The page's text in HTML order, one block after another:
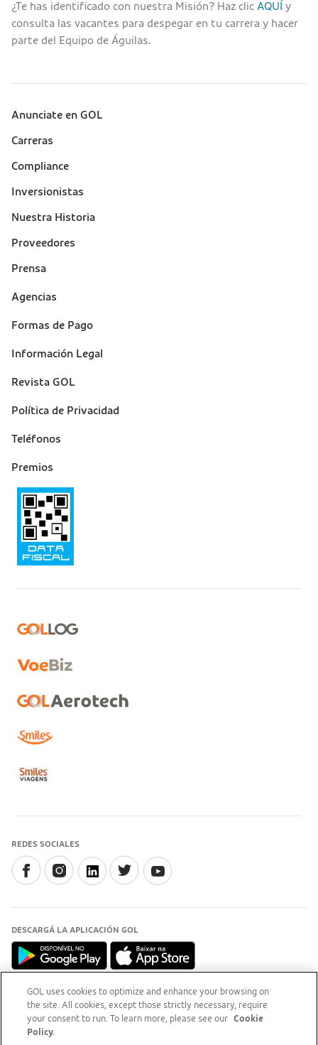
¿Te has identificado con nuestra Misión? Haz clic AQUÍ y
consulta las vacantes para despegar en tu carrera y hacer
parte del Equipo de Águilas.
Sobre a Gol (footer)
Anunciate en GOL
Carreras
Compliance
Inversionistas
Nuestra Historia
Proveedores
Prensa
Suporte
Agencias
Formas de Pago
Información Legal
Revista GOL
Política de Privacidad
Teléfonos
Premios
REDES SOCIALES
DESCARGÁ LA APLICACIÓN GOL
INFORMACIÓN
Para aclaraciones, accedé al
GOL uses cookies to optimize and enhance your browsing on
the site. All cookies, except those strictly necessary, require
your consent to run. To learn more, please see our
Cookie
Policy.